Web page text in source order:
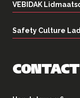
VEBIDAK
Safety Culture
CONTACT